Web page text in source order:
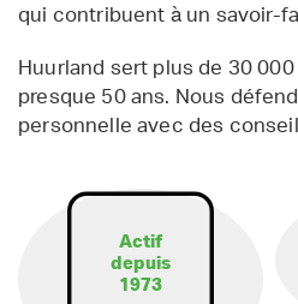
qui contribuent à un savoir-
Huurland sert plus de 30
presque 50 ans. Nous
personnelle avec des
Actif
depuis
1973